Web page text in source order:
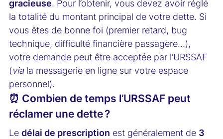
gracieuse. Pour l’obtenir, vous devez avoir réglé
la totalité du montant principal de votre dette. Si
vous êtes de bonne foi (premier retard, bug
technique, difficulté financière passagère…),
votre demande peut être acceptée par l’URSSAF
(viala messagerie en ligne sur votre espace
personnel).
⏰ Combien de temps l’URSSAF peut
réclamer une dette ?
Le délai de prescription est généralement de 3